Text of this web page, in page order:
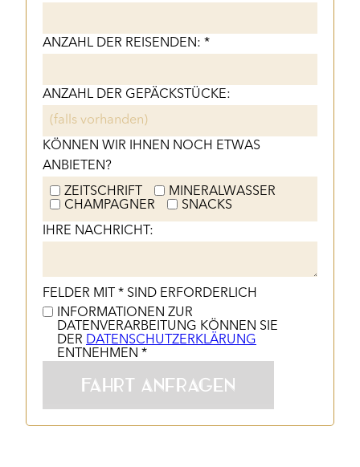
ANZAHL DER REISENDEN: *
ANZAHL DER GEPÄCKSTÜCKE:
KÖNNEN WIR IHNEN NOCH ETWAS
ANBIETEN?
ZEITSCHRIFT
MINERALWASSER
CHAMPAGNER
SNACKS
IHRE NACHRICHT:
FELDER MIT * SIND ERFORDERLICH
INFORMATIONEN ZUR
DATENVERARBEITUNG KÖNNEN SIE
DER DATENSCHUTZERKLÄRUNG
ENTNEHMEN *